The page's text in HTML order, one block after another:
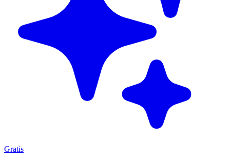
Gratis